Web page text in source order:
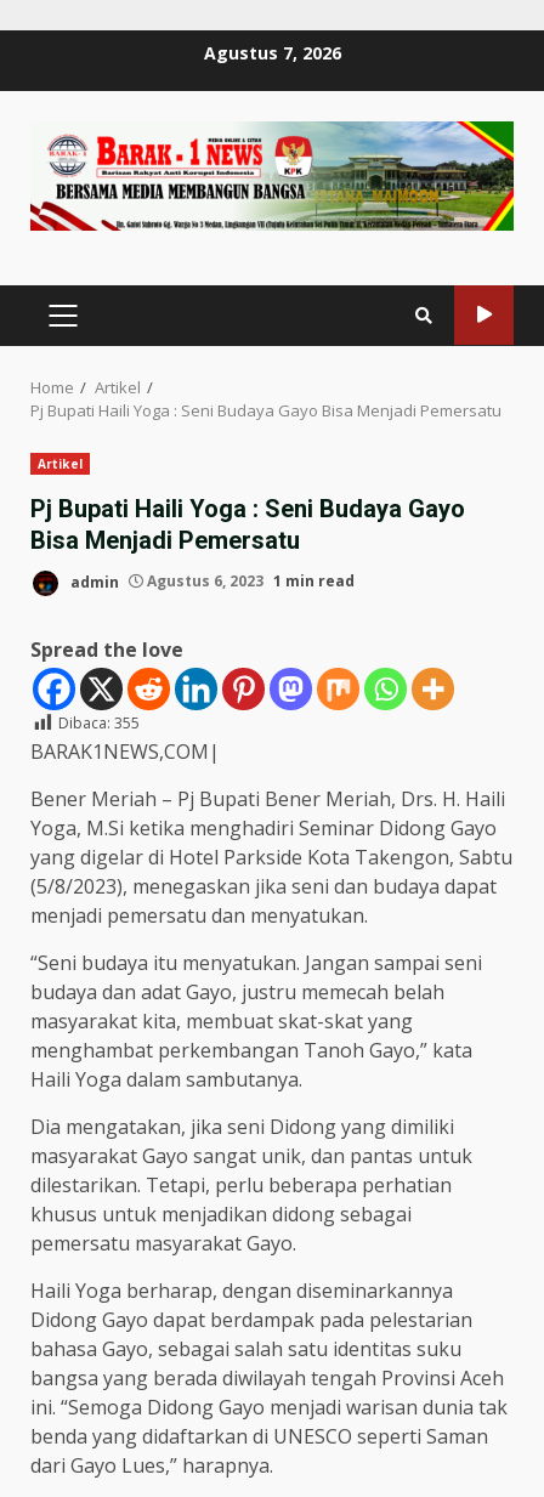
Agustus 7, 2026
PRIMARY
MENU
Home
Artikel
Pj Bupati Haili Yoga : Seni Budaya Gayo Bisa Menjadi Pemersatu
Artikel
Pj Bupati Haili Yoga : Seni Budaya Gayo
Bisa Menjadi Pemersatu
admin Agustus 6, 2023 1 min read
Spread the love
Dibaca: 355
BARAK1NEWS,COM|
Bener Meriah – Pj Bupati Bener Meriah, Drs. H. Haili
Yoga, M.Si ketika menghadiri Seminar Didong Gayo
yang digelar di Hotel Parkside Kota Takengon, Sabtu
(5/8/2023), menegaskan jika seni dan budaya dapat
menjadi pemersatu dan menyatukan.
“Seni budaya itu menyatukan. Jangan sampai seni
budaya dan adat Gayo, justru memecah belah
masyarakat kita, membuat skat-skat yang
menghambat perkembangan Tanoh Gayo,” kata
Haili Yoga dalam sambutanya.
Dia mengatakan, jika seni Didong yang dimiliki
masyarakat Gayo sangat unik, dan pantas untuk
dilestarikan. Tetapi, perlu beberapa perhatian
khusus untuk menjadikan didong sebagai
pemersatu masyarakat Gayo.
Haili Yoga berharap, dengan diseminarkannya
Didong Gayo dapat berdampak pada pelestarian
bahasa Gayo, sebagai salah satu identitas suku
bangsa yang berada diwilayah tengah Provinsi Aceh
ini. “Semoga Didong Gayo menjadi warisan dunia tak
benda yang didaftarkan di UNESCO seperti Saman
dari Gayo Lues,” harapnya.